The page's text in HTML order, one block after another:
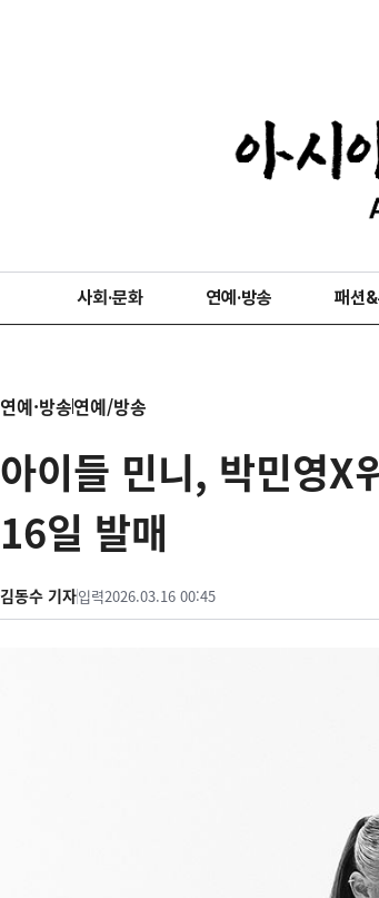
사회·문화 연예·방송 패션&
연예·방송연예/방송
아이들 민니, 박민영X
16일 발매
김동수 기자입력2026.03.16 00:45